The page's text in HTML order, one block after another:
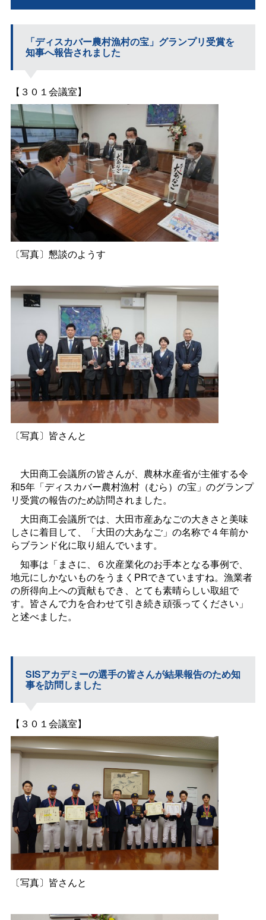
「ディスカバー農村漁村の宝」グランプリ受賞を
知事へ報告されました
【３０１会議室】
〔写真〕懇談のようす
〔写真〕皆さんと
大田商工会議所の皆さんが、農林水産省が主催する令
和5年「ディスカバー農村漁村（むら）の宝」のグランプ
リ受賞の報告のため訪問されました。
大田商工会議所では、大田市産あなごの大きさと美味
しさに着目して、「大田の大あなご」の名称で４年前か
らブランド化に取り組んでいます。
知事は「まさに、６次産業化のお手本となる事例で、
地元にしかないものをうまくPRできていますね。漁業者
の所得向上への貢献もでき、とても素晴らしい取組で
す。皆さんで力を合わせて引き続き頑張ってください」
と述べました。
SISアカデミーの選手の皆さんが結果報告のため知
事を訪問しました
【３０１会議室】
〔写真〕皆さんと